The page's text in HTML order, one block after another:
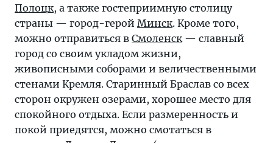
Полоцк, а также гостеприимную столицу
страны — город-герой Минск. Кроме того,
можно отправиться в Смоленск— славный
город со своим укладом жизни,
живописными соборами и величественными
стенами Кремля. Старинный Браслав со всех
сторон окружен озерами, хорошее место для
спокойного отдыха. Если размеренность и
покой приедятся, можно смотаться в